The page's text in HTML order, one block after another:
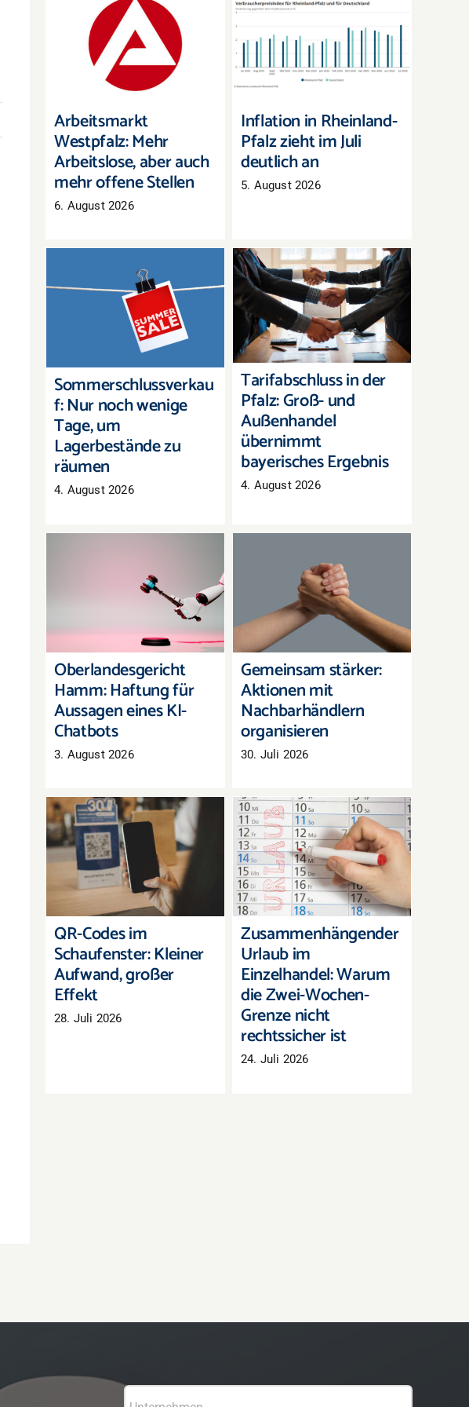
Arbeitsmarkt Westpfalz:
Mehr Arbeitslose, aber
auch mehr offene
Stellen
Arbeitsmarkt
Westpfalz: Mehr
Arbeitslose, aber auch
mehr offene Stellen
6. August 2026
Inflation in Rheinland-
Pfalz zieht im Juli
deutlich an
Inflation in Rheinland-
Pfalz zieht im Juli
deutlich an
5. August 2026
Sommerschlussverkauf:
Nur noch wenige Tage,
um Lagerbestände zu
räumen
Sommerschlussverkau
f: Nur noch wenige
Tage, um
Lagerbestände zu
räumen
4. August 2026
Tarifabschluss in der
Pfalz: Groß- und
Außenhandel
übernimmt bayerisches
Ergebnis
Tarifabschluss in der
Pfalz: Groß- und
Außenhandel
übernimmt
bayerisches Ergebnis
4. August 2026
Oberlandesgericht
Hamm: Haftung für
Aussagen eines KI-
Chatbots
Oberlandesgericht
Hamm: Haftung für
Aussagen eines KI-
Chatbots
3. August 2026
Gemeinsam stärker:
Aktionen mit
Nachbarhändlern
organisieren
Gemeinsam stärker:
Aktionen mit
Nachbarhändlern
organisieren
30. Juli 2026
QR-Codes im
Schaufenster: Kleiner
Aufwand, großer Effekt
QR-Codes im
Schaufenster: Kleiner
Aufwand, großer
Effekt
28. Juli 2026
Zusammenhängender
Urlaub im Einzelhandel:
Warum die Zwei-
Wochen-Grenze nicht
rechtssicher ist
Zusammenhängender
Urlaub im
Einzelhandel: Warum
die Zwei-Wochen-
Grenze nicht
rechtssicher ist
24. Juli 2026